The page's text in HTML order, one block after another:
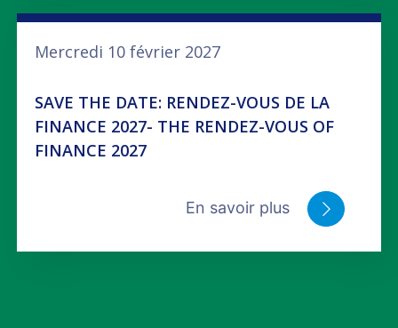
Mercredi 10 février 2027
SAVE THE DATE: RENDEZ-VOUS DE LA
FINANCE 2027- THE RENDEZ-VOUS OF
FINANCE 2027
En savoir plus